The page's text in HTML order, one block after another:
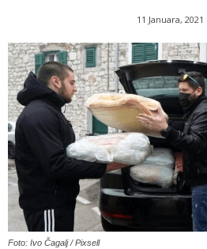
11 Januara, 2021
Foto: Ivo Čagalj / Pixsell